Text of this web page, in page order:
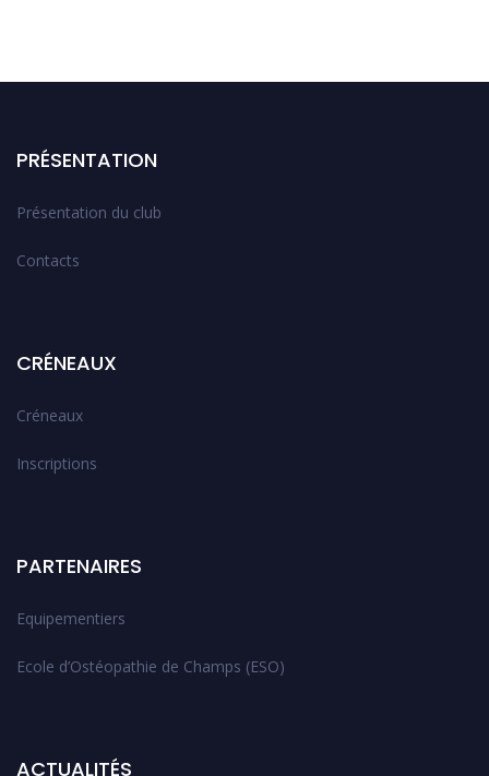
PRÉSENTATION
Présentation du club
Contacts
CRÉNEAUX
Créneaux
Inscriptions
PARTENAIRES
Equipementiers
Ecole d’Ostéopathie de Champs (ESO)
ACTUALITÉS